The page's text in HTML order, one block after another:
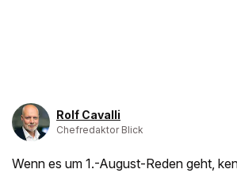
Rolf Cavalli
Chefredaktor Blick
Wenn es um 1.-August-Reden geht,